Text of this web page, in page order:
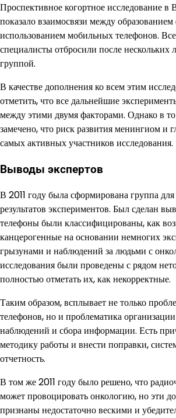
Проспективное когортное исследование в
показало взаимосвязи между
использованием мобильных телефонов.
специалисты отбросили после нескольких
группой.
В качестве дополнения ко всем этим
отметить, что все дальнейшие
между этими двумя факторами. Однако в
замечено, что риск развития менингиом и
самых активных участников исследования.
Выводы экспертов
В 2011 году была сформирована группа
результатов экспериментов. Был сделан
телефоны были классифицированы, как
канцерогенные на основании немногих
грызунами и наблюдений за людьми с
исследования были проведены с рядом
полностью отметать их, как некорректные.
Таким образом, всплывает не только
телефонов, но и проблематика
наблюдений и сбора информации. Есть
методику работы и внести поправки,
отчетность.
В том же 2011 году было решено, что
может провоцировать онкологию, но эти
признаны недостаточно вескими и